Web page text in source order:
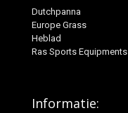
Dutchpanna
Europe Grass
Heblad
Ras Sports Equipments
Informatie: